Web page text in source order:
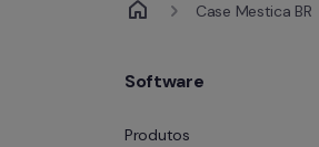
Case Mestica BR
Software
Produtos